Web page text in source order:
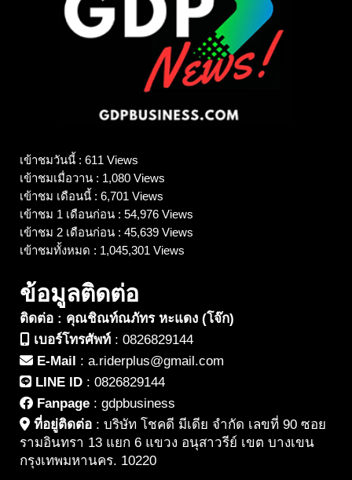
เข้าชมวันนี้ : 611 Views
เข้าชมเมื่อวาน : 1,080 Views
เข้าชม เดือนนี้ : 6,701 Views
เข้าชม 1 เดือนก่อน : 54,976 Views
เข้าชม 2 เดือนก่อน : 45,639 Views
เข้าชมทั้งหมด : 1,045,301 Views
ข้อมูลติดต่อ
ติดต่อ : คุณชิณท์ณภัทร หะแดง (โจ๊ก)
เบอร์โทรศัพท์ : 0826829144
E-Mail
: a.riderplus@gmail.com
LINE ID : 0826829144
Fanpage : gdpbusiness
ที่อยู่ติดต่อ : บริษัท โชคดี มีเดีย จำกัด เลขที่ 90 ซอย
รามอินทรา 13 แยก 6 แขวง อนุสาวรีย์ เขต บางเขน
กรุงเทพมหานคร. 10220